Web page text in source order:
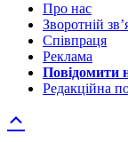
Про нас
Зворотній
Співпраця
Реклама
Повідомити
Редакційна